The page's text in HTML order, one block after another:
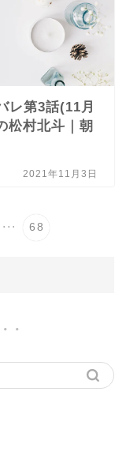
レ第3話(11月
松村北斗｜朝
2021年11月3日
... 68